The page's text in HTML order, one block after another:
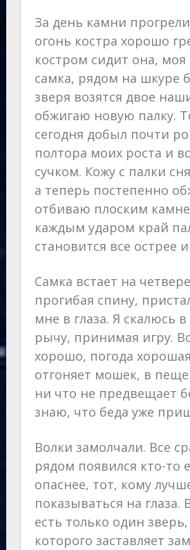
За день камни
огонь костра хорошо
костром сидит она, моя
самка, рядом на шкуре
зверя возятся двое
обжигаю новую палку.
сегодня добыл почти
полтора моих роста и
сучком. Кожу с палки
а теперь постепенно
отбиваю плоским
каждым ударом край
становится все острее
Самка встает на
прогибая спину,
мне в глаза. Я скалюсь
рычу, принимая игру.
хорошо, погода
отгоняет мошек, в
ни что не предвещает
знаю, что беда уже
Волки замолчали. Все
рядом появился кто-то
опаснее, тот, кому
показываться на
есть только один
которого заставляет